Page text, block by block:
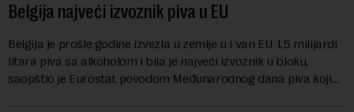
Belgija najveći izvoznik piva u EU
Belgija je prošle godine izvezla u zemlje u i van EU 1,5 milijardi
litara piva sa alkoholom i bila je najveći izvoznik u bloku,
saopštio je Eurostat povodom Međunarodnog dana piva koji